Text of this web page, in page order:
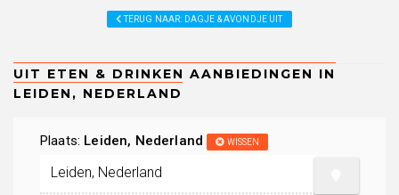
TERUG NAAR: DAGJE & AVONDJE UIT
Plaats: Leiden, Nederland WISSEN